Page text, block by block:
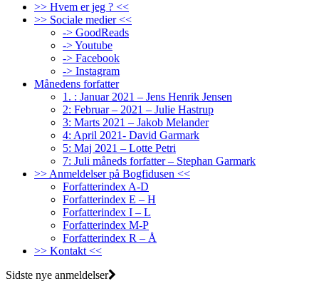
>> Hvem er jeg ? <<
>> Sociale medier <<
-> GoodReads
-> Youtube
-> Facebook
-> Instagram
Månedens forfatter
1. : Januar 2021 – Jens Henrik Jensen
2: Februar – 2021 – Julie Hastrup
3: Marts 2021 – Jakob Melander
4: April 2021- David Garmark
5: Maj 2021 – Lotte Petri
7: Juli måneds forfatter – Stephan Garmark
>> Anmeldelser på Bogfidusen <<
Forfatterindex A-D
Forfatterindex E – H
Forfatterindex I – L
Forfatterindex M-P
Forfatterindex R – Å
>> Kontakt <<
Sidste nye anmeldelser